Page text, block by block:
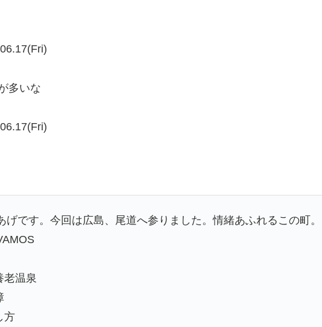
多いな
げです。今回は広島、尾道へ参りました。情緒あふれるこの町。
老温泉
方